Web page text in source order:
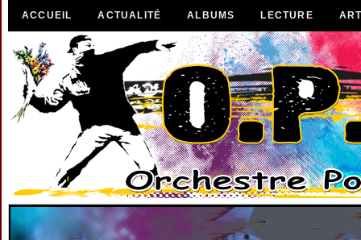
ACCUEIL ACTUALITÉ ALBUMS LECTURE